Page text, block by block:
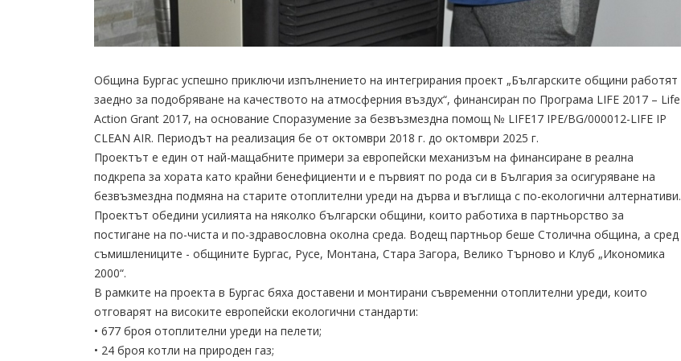
Община Бургас успешно приключи изпълнението на интегрирания проект „Българските общини работят
заедно за подобряване на качеството на атмосферния въздух“, финансиран по Програма LIFE 2017 – Life
Action Grant 2017, на основание Споразумение за безвъзмездна помощ № LIFE17 IPE/BG/000012-LIFE IP
CLEAN AIR. Периодът на реализация бе от октомври 2018 г. до октомври 2025 г.
Проектът е един от най-мащабните примери за европейски механизъм на финансиране в реална
подкрепа за хората като крайни бенефициенти и е първият по рода си в България за осигуряване на
безвъзмездна подмяна на старите отоплителни уреди на дърва и въглища с по-екологични алтернативи.
Проектът обедини усилията на няколко български общини, които работиха в партньорство за
постигане на по-чиста и по-здравословна околна среда. Водещ партньор беше Столична община, а сред
съмишлениците - общините Бургас, Русе, Монтана, Стара Загора, Велико Търново и Клуб „Икономика
2000“.
В рамките на проекта в Бургас бяха доставени и монтирани съвременни отоплителни уреди, които
отговарят на високите европейски екологични стандарти:
• 677 броя отоплителни уреди на пелети;
• 24 броя котли на природен газ;